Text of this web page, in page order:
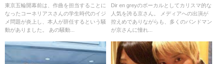
命の為に10人未来発言
東京五輪開幕前は、作曲を担当することに
なったコーネリアスさんの学生時代のイジ
メ問題が炎上し、本人が辞任するという騒
動がありました。 あの騒動...
時).今はｽｯﾋﾟﾝ？
Dir en greyのボーカルとしてカリスマ的な
人気を誇る京さん。 メディアへの出演が
控えめでありながらも、多くのバンドマン
が京さんに憧れ...